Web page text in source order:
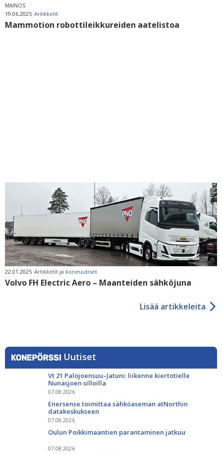
MAINOS
19.06.2025 Artikkelit
Mammotion robottileikkureiden aatelistoa
22.01.2025 Artikkelit ja koneuutiset
Volvo FH Electric Aero – Maanteiden sähköjuna
Lisää artikkeleita
Uutiset
Vt 21 Palojoensuu–Jatuni: liikenne kiertotielle
Nunasjoen silloilla
07.08.2026
Enersense toimittaa sähköaseman atNorthin
datakeskukseen
07.08.2026
Oulun Poikkimaantien parantaminen jatkuu
07.08.2026